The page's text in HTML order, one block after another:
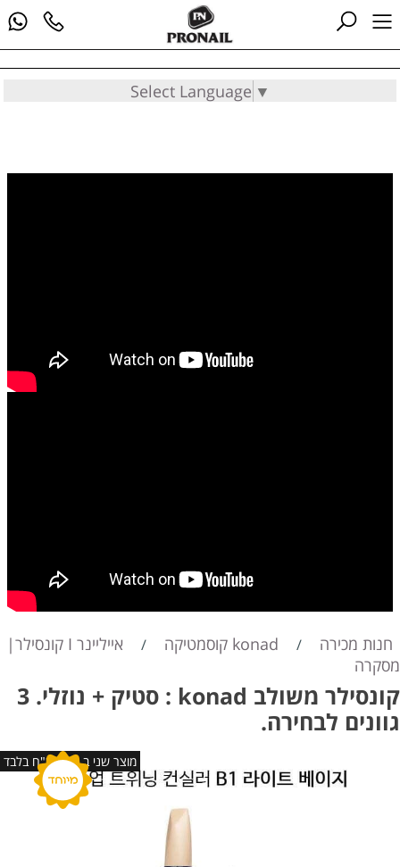
Select Language ▼
חנות מכירה / konad קוסמטיקה /
אייליינר I קונסילר|
מסקרה
קונסילר משולב konad : סטיק + נוזלי. 3
גוונים לבחירה.
מוצר שני ב 109 ש"ח בלבד